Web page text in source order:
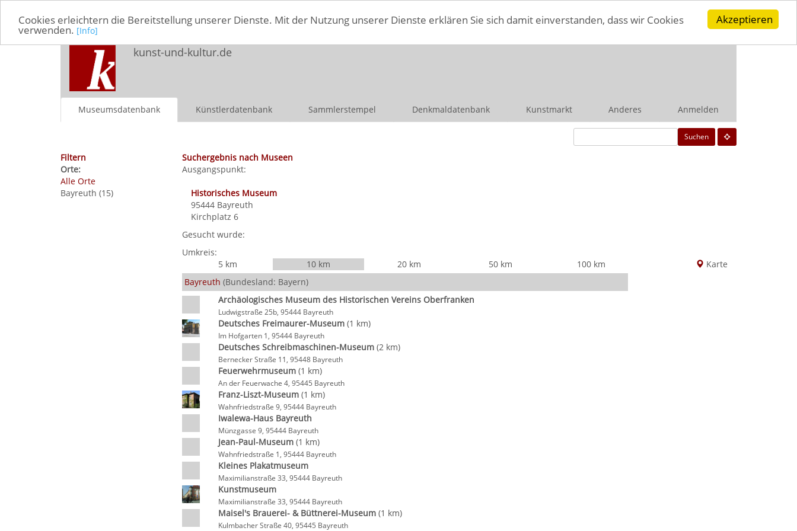
Akzeptieren
Cookies erleichtern die Bereitstellung unserer Dienste. Mit der Nutzung unserer Dienste erklären Sie sich damit einverstanden, dass wir Cookies
verwenden. [Info]
kunst-und-kultur.de
Museumsdatenbank Künstlerdatenbank Sammlerstempel Denkmaldatenbank Kunstmarkt Anderes Anmelden
Suchen
Filtern
Orte:
Alle Orte
Bayreuth (15)
Suchergebnis nach Museen
Ausgangspunkt:
Historisches Museum
95444 Bayreuth
Kirchplatz 6
Gesucht wurde:
Umkreis:
5 km
10 km 20 km 50 km 100 km
Karte
Bayreuth (Bundesland: Bayern)
Archäologisches Museum des Historischen Vereins Oberfranken
Ludwigstraße 25b, 95444 Bayreuth
Deutsches Freimaurer-Museum (1 km)
Im Hofgarten 1, 95444 Bayreuth
Deutsches Schreibmaschinen-Museum (2 km)
Bernecker Straße 11, 95448 Bayreuth
Feuerwehrmuseum (1 km)
An der Feuerwache 4, 95445 Bayreuth
Franz-Liszt-Museum (1 km)
Wahnfriedstraße 9, 95444 Bayreuth
Iwalewa-Haus Bayreuth
Münzgasse 9, 95444 Bayreuth
Jean-Paul-Museum (1 km)
Wahnfriedstraße 1, 95444 Bayreuth
Kleines Plakatmuseum
Maximilianstraße 33, 95444 Bayreuth
Kunstmuseum
Maximilianstraße 33, 95444 Bayreuth
Maisel's Brauerei- & Büttnerei-Museum (1 km)
Kulmbacher Straße 40, 95445 Bayreuth